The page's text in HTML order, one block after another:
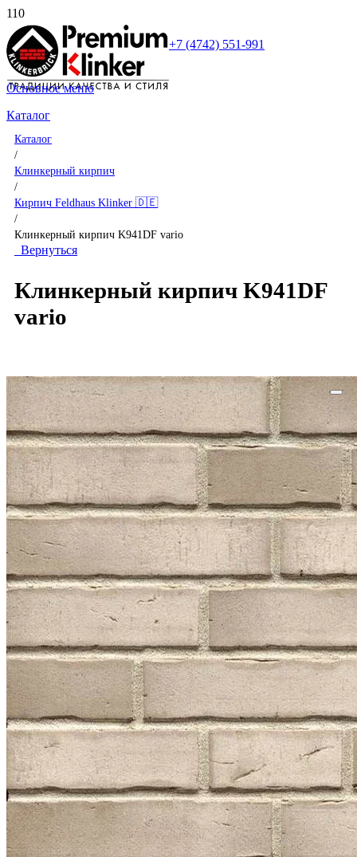
+7 (4742) 551-991
Основное меню
Каталог
Каталог
/
Клинкерный кирпич
/
Кирпич Feldhaus Klinker 🇩🇪
/
Клинкерный кирпич K941DF vario
Вернуться
Клинкерный кирпич K941DF
vario